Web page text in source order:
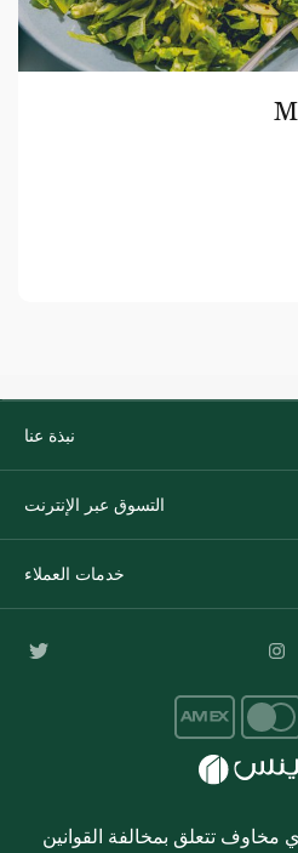
نبذة عنا
التسوق عبر الإنترنت
خدمات العملاء
تتعلق بمخالفة القوانين